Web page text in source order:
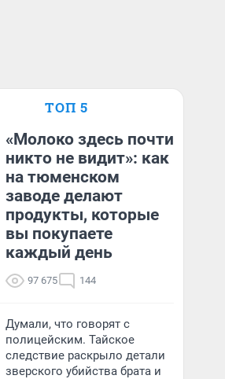
ТОП 5
«Молоко здесь почти
никто не видит»: как
на тюменском
заводе делают
продукты, которые
вы покупаете
каждый день
97 675 144
Думали, что говорят с
полицейским. Тайское
следствие раскрыло детали
зверского убийства брата и